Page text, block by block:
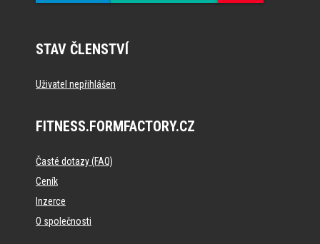
STAV ČLENSTVÍ
Uživatel nepřihlášen
FITNESS.FORMFACTORY.CZ
Časté dotazy (FAQ)
Ceník
Inzerce
O společnosti